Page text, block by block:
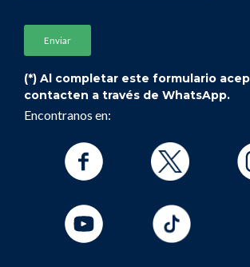
(*) Al completar este formulario
contacten a través de WhatsApp.
Encontranos en: